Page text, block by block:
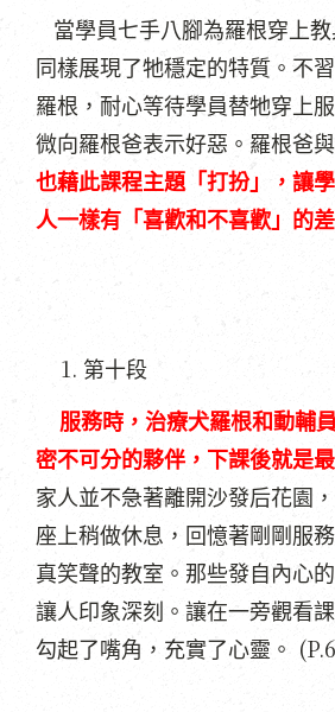
當學員七手八腳為羅根穿上
同樣展現了牠穩定的特質。不
羅根，耐心等待學員替牠穿上
微向羅根爸表示好惡。羅根爸
也藉此課程主題「打扮」，讓
人一樣有「喜歡和不喜歡」的差
第十段
服務時，治療犬羅根和動輔
密不可分的夥伴，下課後就是
家人並不急著離開沙發后花園
座上稍做休息，回憶著剛剛服
真笑聲的教室。那些發自內心
讓人印象深刻。讓在一旁觀看
勾起了嘴角，充實了心靈。